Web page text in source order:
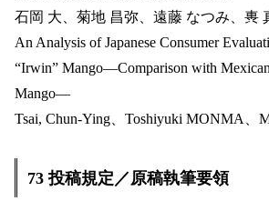
石岡 大、菊地 昌弥、遠藤 なつみ、軣
An Analysis of Japanese Consumer
“Irwin” Mango―Comparison with
Mango―
Tsai, Chun-Ying、Toshiyuki MONMA、
73 投稿規定／原稿執筆要領